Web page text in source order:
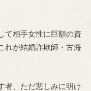
て相手女性に巨額の資
れが結婚詐欺師・古海
者、ただ悲しみに明け